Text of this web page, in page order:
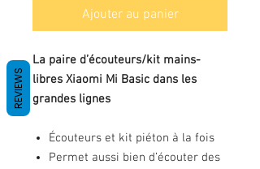
Ajouter au panier
La paire d’écouteurs/kit mains-
libres Xiaomi Mi Basic dans les
grandes lignes
Écouteurs et kit piéton à la fois
Permet aussi bien d’écouter des
REVIEWS